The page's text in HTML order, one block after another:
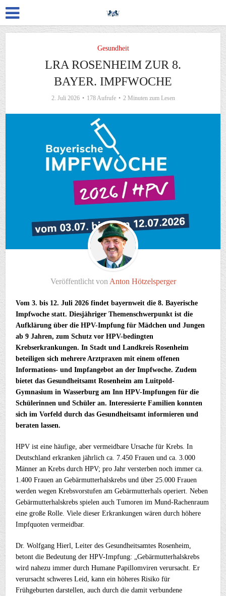
Gesundheit
LRA ROSENHEIM ZUR 8.
BAYER. IMPFWOCHE
2. Juli 2026 178 Aufrufe 2 Minuten zum Lesen
Veröffentlicht von Anton Hötzelsperger
Vom 3. bis 12. Juli 2026 findet bayernweit die 8. Bayerische
Impfwoche statt. Diesjähriger Themenschwerpunkt ist die
Aufklärung über die HPV-Impfung für Mädchen und Jungen
ab 9 Jahren, zum Schutz vor HPV-bedingten
Krebserkrankungen. In Stadt und Landkreis Rosenheim
beteiligen sich mehrere Arztpraxen mit einem offenen
Informations- und Impfangebot an der Impfwoche. Zudem
bietet das Gesundheitsamt Rosenheim am Luitpold-
Gymnasium in Wasserburg am Inn HPV-Impfungen für die
Schülerinnen und Schüler an. Interessierte Familien konnten
sich im Vorfeld durch das Gesundheitsamt informieren und
beraten lassen.
HPV ist eine häufige, aber vermeidbare Ursache für Krebs. In
Deutschland erkranken jährlich ca. 7.450 Frauen und ca. 3.000
Männer an Krebs durch HPV; pro Jahr versterben noch immer ca.
1.400 Frauen an Gebärmutterhalskrebs und über 25.000 Frauen
werden wegen Krebsvorstufen am Gebärmutterhals operiert. Neben
Gebärmutterhalskrebs spielen auch Tumoren im Mund-Rachenraum
eine große Rolle. Viele dieser Erkrankungen wären durch höhere
Impfquoten vermeidbar.
Dr. Wolfgang Hierl, Leiter des Gesundheitsamtes Rosenheim,
betont die Bedeutung der HPV-Impfung: „Gebärmutterhalskrebs
wird nahezu immer durch Humane Papillomviren verursacht. Er
verursacht schweres Leid, kann ein höheres Risiko für
Frühgeburten darstellen, auch durch die damit verbundene